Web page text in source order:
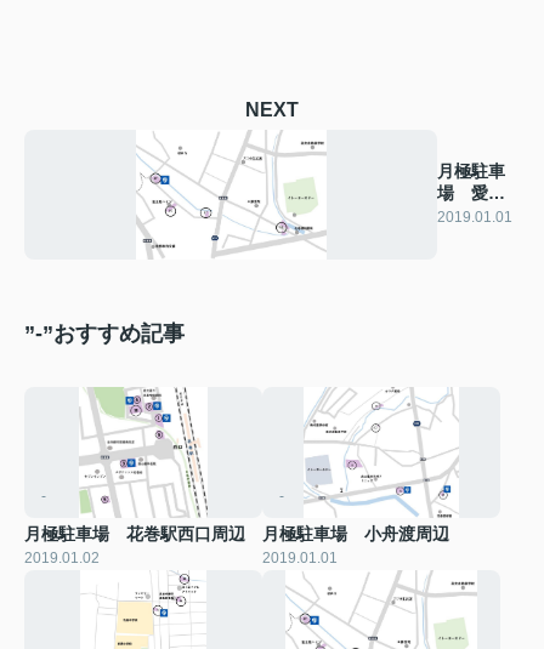
NEXT
月極駐車
場 愛宕
町・坂本
2019.01.01
”-”おすすめ記事
-
月極駐車場 花巻駅西口周辺
2019.01.02
-
月極駐車場 小舟渡周辺
2019.01.01